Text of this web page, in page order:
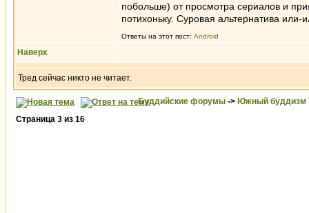
побольше) от просмотра сериалов и
потихоньку. Суровая альтернатива или-
Ответы на этот пост: Android
Наверх
Тред сейчас никто не читает.
Буддийские форумы -> Южный буддизм
Страница 3 из 16